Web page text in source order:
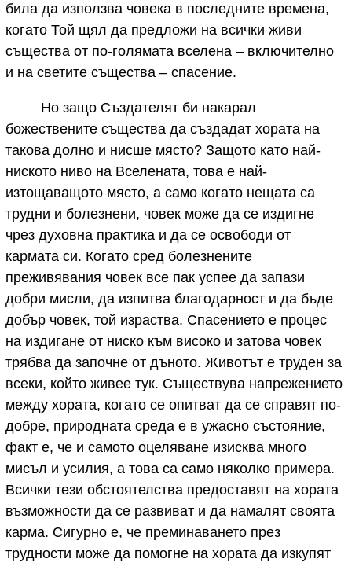
била да използва човека в последните времена,
когато Той щял да предложи на всички живи
същества от по-голямата вселена – включително
и на светите същества – спасение.
Но защо Създателят би накарал
божествените същества да създадат хората на
такова долно и нисше място? Защото като най-
ниското ниво на Вселената, това е най-
изтощаващото място, а само когато нещата са
трудни и болезнени, човек може да се издигне
чрез духовна практика и да се освободи от
кармата си. Когато сред болезнените
преживявания човек все пак успее да запази
добри мисли, да изпитва благодарност и да бъде
добър човек, той израства. Спасението е процес
на издигане от ниско към високо и затова човек
трябва да започне от дъното. Животът е труден за
всеки, който живее тук. Съществува напрежението
между хората, когато се опитват да се справят по-
добре, природната среда е в ужасно състояние,
факт е, че и самото оцеляване изисква много
мисъл и усилия, а това са само няколко примера.
Всички тези обстоятелства предоставят на хората
възможности да се развиват и да намалят своята
карма. Сигурно е, че преминаването през
трудности може да помогне на хората да изкупят